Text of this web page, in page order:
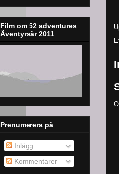
Film om 52 adventures
Äventyrsår 2011
Prenumerera på
Inlägg
Kommentarer